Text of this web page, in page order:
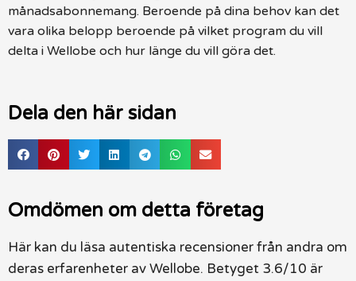
månadsabonnemang. Beroende på dina behov kan det
vara olika belopp beroende på vilket program du vill
delta i Wellobe och hur länge du vill göra det.
Dela den här sidan
Omdömen om detta företag
Här kan du läsa autentiska recensioner från andra om
deras erfarenheter av Wellobe. Betyget 3.6/10 är